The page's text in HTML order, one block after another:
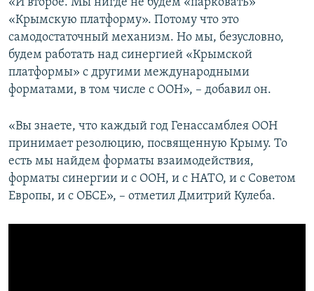
«И второе. Мы нигде не будем «парковать»
«Крымскую платформу». Потому что это
самодостаточный механизм. Но мы, безусловно,
будем работать над синергией «Крымской
платформы» с другими международными
форматами, в том числе с ООН», – добавил он.
«Вы знаете, что каждый год Генассамблея ООН
принимает резолюцию, посвященную Крыму. То
есть мы найдем форматы взаимодействия,
форматы синергии и с ООН, и с НАТО, и с Советом
Европы, и с ОБСЕ», – отметил Дмитрий Кулеба.